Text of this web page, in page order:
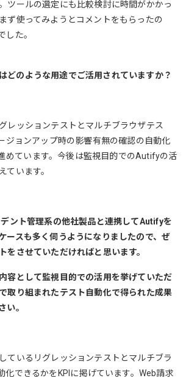
ツールの選定にも比較検討に時間がかかっ
ず使ってみようとコメントをもらったの
した。
どのような用途でご活用されていますか？
レッションテストとマルチブラウザテス
ジョンアップ時の影響有無の確認の自動化
めています。今後は監視目的でのAutifyの活
ています。
ント管理系の他社製品と連携してAutifyを
ースも多く伺うようになりましたので、ぜ
をさせていただければと思います。
容として監視目的での活用を挙げていただ
取り組まれたテスト自動化で得られた成果
い。
ているリグレッションテストとマルチブラ
化できるかをKPIに掲げています。Web請求